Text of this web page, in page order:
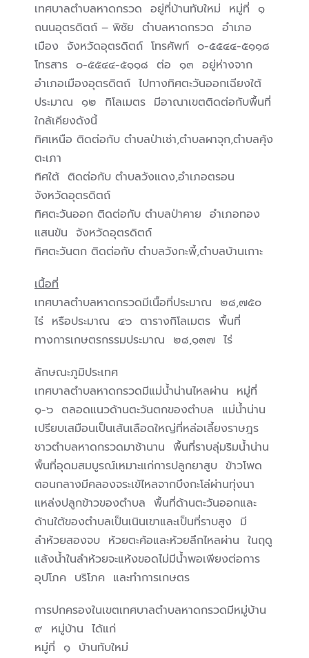
เทศบาลตำบลหาดกรวด อยู่ที่บ้านทับใหม่ หมู่ที่ ๑
ถนนอุตรดิตถ์ – พิชัย ตำบลหาดกรวด อำเภอ
เมือง จังหวัดอุตรดิตถ์ โทรศัพท์ ๐-๕๕๔๔-๕๑๑๘
โทรสาร ๐-๕๕๔๔-๕๑๑๘ ต่อ ๑๓ อยู่ห่างจาก
อำเภอเมืองอุตรดิตถ์ ไปทางทิศตะวันออกเฉียงใต้
ประมาณ ๑๒ กิโลเมตร มีอาณาเขตติดต่อกับพื้นที่
ใกล้เคียงดังนี้
ทิศเหนือ ติดต่อกับ ตำบลป่าเซ่า,ตำบลผาจุก,ตำบลคุ้ง
ตะเภา
ทิศใต้ ติดต่อกับ ตำบลวังแดง,อำเภอตรอน
จังหวัดอุตรดิตถ์
ทิศตะวันออก ติดต่อกับ ตำบลป่าคาย อำเภอทอง
แสนขัน จังหวัดอุตรดิตถ์
ทิศตะวันตก ติดต่อกับ ตำบลวังกะพี้,ตำบลบ้านเกาะ
เนื้อที่
เทศบาลตำบลหาดกรวดมีเนื้อที่ประมาณ ๒๘,๗๕๐
ไร่ หรือประมาณ ๔๖ ตารางกิโลเมตร พื้นที่
ทางการเกษตรกรรมประมาณ ๒๘,๑๓๗ ไร่
ลักษณะภูมิประเทศ
เทศบาลตำบลหาดกรวดมีแม่น้ำน่านไหลผ่าน หมู่ที่
๑-๖ ตลอดแนวด้านตะวันตกของตำบล แม่น้ำน่าน
เปรียบเสมือนเป็นเส้นเลือดใหญ่ที่หล่อเลี้ยงราษฎร
ชาวตำบลหาดกรวดมาช้านาน พื้นที่ราบลุ่มริมน้ำน่าน
พื้นที่อุดมสมบูรณ์เหมาะแก่การปลูกยาสูบ ข้าวโพด
ตอนกลางมีคลองจระเข้ไหลจากบึงกะโล่ผ่านทุ่งนา
แหล่งปลูกข้าวของตำบล พื้นที่ด้านตะวันออกและ
ด้านใต้ของตำบลเป็นเนินเขาและเป็นที่ราบสูง มี
ลำห้วยสองจบ ห้วยตะค้อและห้วยลึกไหลผ่าน ในฤดู
แล้งน้ำในลำห้วยจะแห้งขอดไม่มีน้ำพอเพียงต่อการ
อุปโภค บริโภค และทำการเกษตร
การปกครองในเขตเทศบาลตำบลหาดกรวดมีหมู่บ้าน
๙ หมู่บ้าน ได้แก่
หมู่ที่ ๑ บ้านทับใหม่